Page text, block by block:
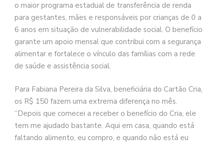
o maior programa estadual de transferência de renda
para gestantes, mães e responsáveis por crianças de 0 a
6 anos em situação de vulnerabilidade social. O benefício
garante um apoio mensal que contribui com a segurança
alimentar e fortalece o vínculo das famílias com a rede
de saúde e assistência social.
Para Fabiana Pereira da Silva, beneficiária do Cartão Cria,
os R$ 150 fazem uma extrema diferença no mês.
“Depois que comecei a receber o benefício do Cria, ele
tem me ajudado bastante. Aqui em casa, quando está
faltando alimento, eu compro, e quando não está eu